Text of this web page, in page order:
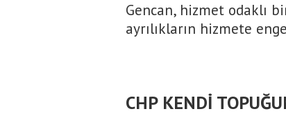
Gencan, hizmet odaklı
ayrılıkların hizmete
CHP KENDİ